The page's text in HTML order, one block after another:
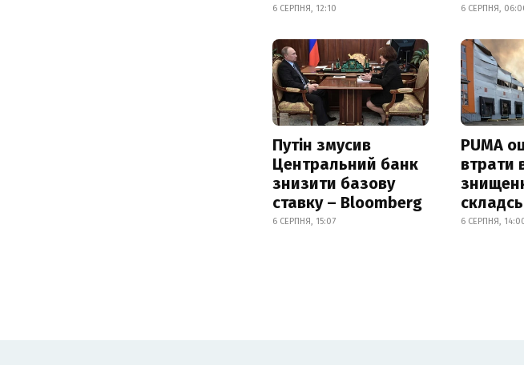
6 СЕРПНЯ, 12:10 6 СЕРПНЯ,
Путін змусив
Центральний банк
знизити базову
ставку – Bloomberg
6 СЕРПНЯ, 15:07
PUMA
втрати
6 СЕРПНЯ,